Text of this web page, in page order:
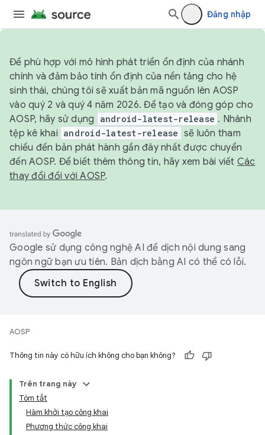
Đăng nhập
Để phù hợp với mô hình phát triển ổn định của nhánh
chính và đảm bảo tính ổn định của nền tảng cho hệ
sinh thái, chúng tôi sẽ xuất bản mã nguồn lên AOSP
vào quý 2 và quý 4 năm 2026. Để tạo và đóng góp cho
AOSP, hãy sử dụng
android-latest-release . Nhánh
tệp kê khai android-latest-release sẽ luôn tham
chiếu đến bản phát hành gần đây nhất được chuyển
đến AOSP. Để biết thêm thông tin, hãy xem bài viết Các
thay đổi đối với AOSP.
Google sử dụng công nghệ AI để dịch nội dung sang
ngôn ngữ bạn ưu tiên. Bản dịch bằng AI có thể có lỗi.
AOSP
Thông tin này có hữu ích không cho bạn không?
Trên trang này
Tóm tắt
Hàm khởi tạo công khai
Phương thức công khai